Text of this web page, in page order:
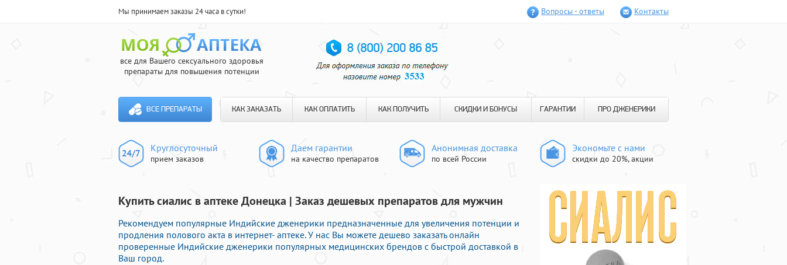
Мы принимаем заказы 24 часа в сутки! Вопросы - ответы Контакты
все для Вашего сексуального здоровья
препараты для повышения потенции
ВСЕ ПРЕПАРАТЫ КАК ЗАКАЗАТЬ КАК ОПЛАТИТЬ КАК ПОЛУЧИТЬ СКИДКИ И БОНУСЫ ГАРАНТИИ ПРО ДЖЕНЕРИКИ
Круглосуточный
прием заказов
Даем гарантии
на качество препаратов
Анонимная доставка
по всей России
Экономьте с нами
скидки до 20%, акции
Купить сиалис в аптеке Донецка | Заказ дешевых препаратов для мужчин
Рекомендуем популярные Индийские дженерики предназначенные для увеличения потенции и
продления полового акта в интернет- аптеке. У нас Вы можете дешево заказать онлайн
проверенные Индийские дженерики популярных медицинских брендов с быстрой доставкой в
Ваш город.